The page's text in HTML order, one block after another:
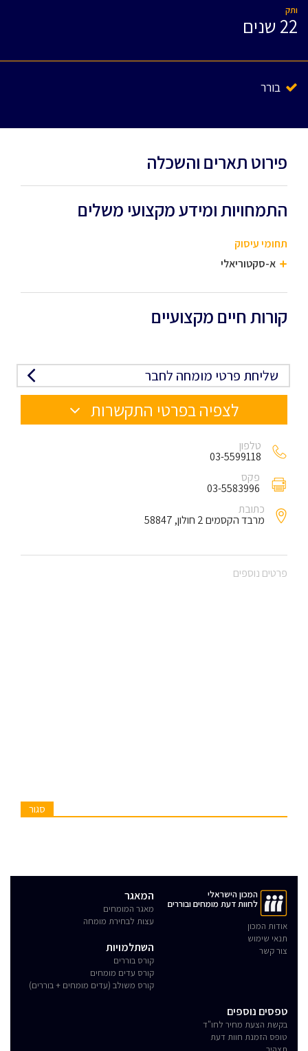
ותק
22 שנים
בורר
פירוט תארים והשכלה
התמחויות ומידע מקצועי משלים
תחומי עיסוק
א-סקטוריאלי
קורות חיים מקצועיים
שליחת פרטי מומחה לחבר
לצפיה בפרטי התקשרות
טלפון
03-5599118
פקס
03-5583996
כתובת
מרבד הקסמים 2 חולון, 58847
פרטים נוספים
סגור
המכון הישראלי
לחוות דעת מומחים ובוררים
אודות המכון
תנאי שימוש
צור קשר
המאגר
מאגר המומחים
עצות לבחירת מומחה
השתלמויות
קורס בוררים
קורס עדים מומחים
קורס משולב (עדים מומחים + בוררים)
טפסים נוספים
בקשת הצעת מחיר לחו"ד
טופס הזמנת חוות דעת